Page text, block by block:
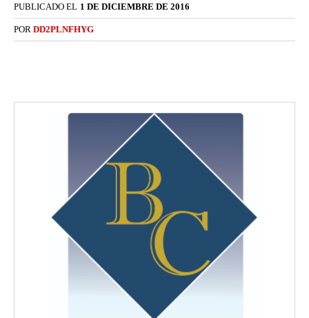
PUBLICADO EL 1 DE DICIEMBRE DE 2016
POR DD2PLNFHYG